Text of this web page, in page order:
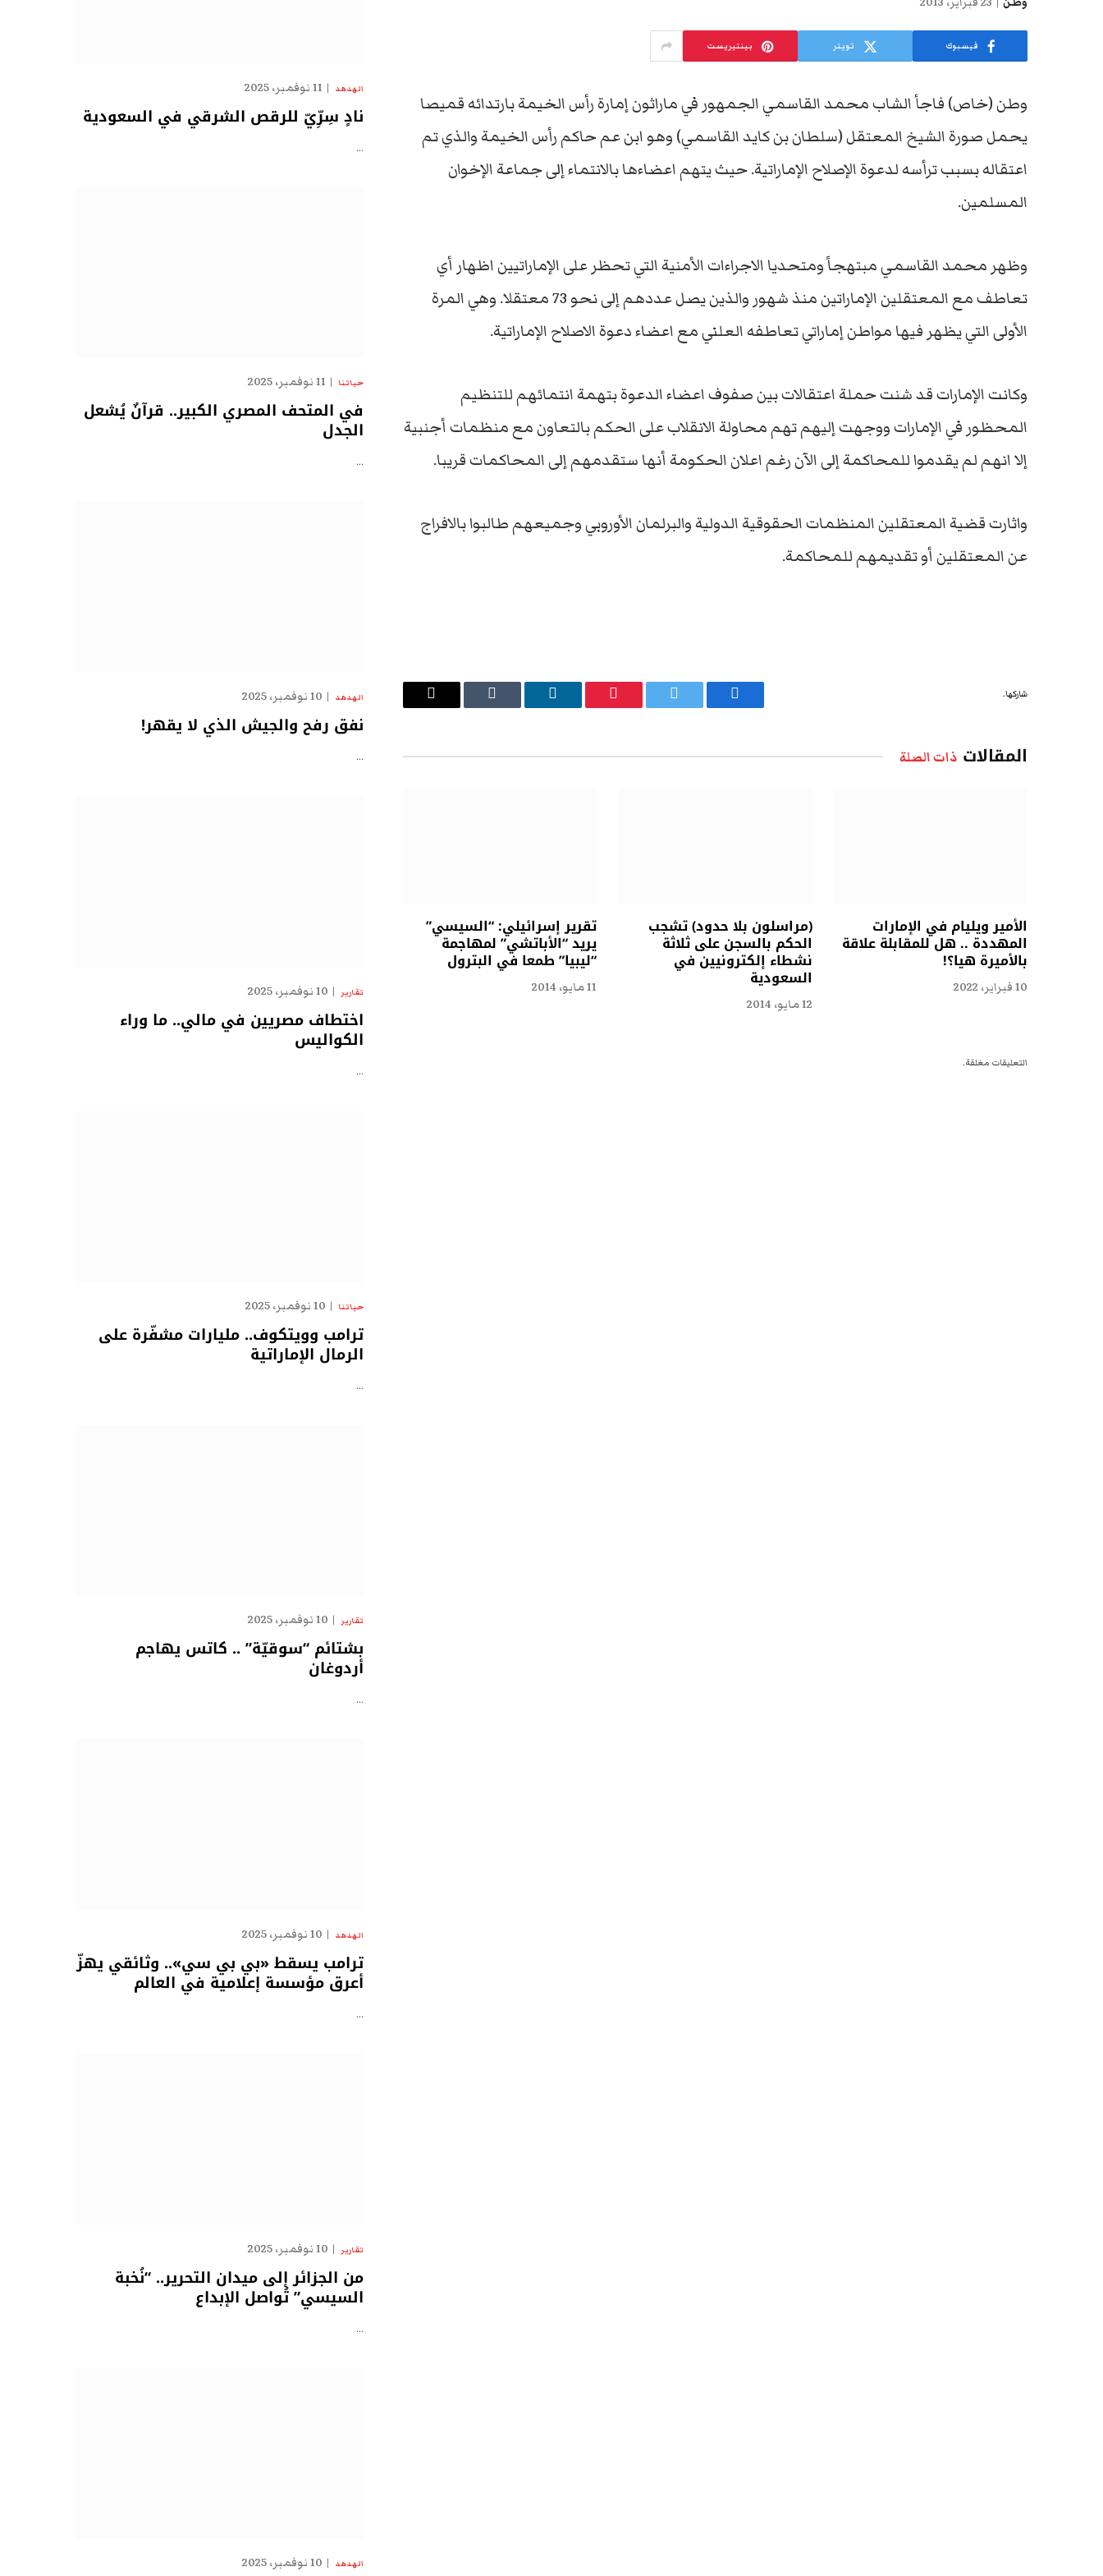
فيسبوك تويتر بينتيريست
وطن (خاص) فاجأ الشاب محمد القاسمي الجمهور في ماراثون إمارة رأس الخيمة بارتدائه قميصا
يحمل صورة الشيخ المعتقل (سلطان بن كايد القاسمي) وهو ابن عم حاكم رأس الخيمة والذي تم
اعتقاله بسبب ترأسه لدعوة الإصلاح الإماراتية. حيث يتهم اعضاءها بالانتماء إلى جماعة الإخوان
المسلمين.
وظهر محمد القاسمي مبتهجاً ومتحديا الاجراءات الأمنية التي تحظر على الإماراتيين اظهار أي
تعاطف مع المعتقلين الإماراتين منذ شهور والذين يصل عددهم إلى نحو 73 معتقلا. وهي المرة
الأولى التي يظهر فيها مواطن إماراتي تعاطفه العلني مع اعضاء دعوة الاصلاح الإماراتية.
وكانت الإمارات قد شنت حملة اعتقالات بين صفوف اعضاء الدعوة بتهمة انتمائهم للتنظيم
المحظور في الإمارات ووجهت إليهم تهم محاولة الانقلاب على الحكم بالتعاون مع منظمات أجنبية
إلا انهم لم يقدموا للمحاكمة إلى الآن رغم اعلان الحكومة أنها ستقدمهم إلى المحاكمات قريبا.
واثارت قضية المعتقلين المنظمات الحقوقية الدولية والبرلمان الأوروبي وجميعهم طالبوا بالافراج
عن المعتقلين أو تقديمهم للمحاكمة.
شاركها.
فيسبوك تويتر بينتيريست لينكدإن Tumblr
البريد
المقالات ذات الصلة
الأمير ويليام في الإمارات
المهددة .. هل للمقابلة علاقة
بالأميرة هيا؟!
10 فبراير، 2022
(مراسلون بلا حدود) تشجب
الحكم بالسجن على ثلاثة
نشطاء إلكترونيين في
السعودية
12 مايو، 2014
تقرير إسرائيلي: “السيسي”
يريد “الأباتشي” لمهاجمة
“ليبيا” طمعا في البترول
11 مايو، 2014
التعليقات مغلقة.
الهدهد 11 نوفمبر، 2025
نادٍ سِرِّيّ للرقص الشرقي في السعودية
…
حياتنا 11 نوفمبر، 2025
في المتحف المصري الكبير.. قرآنٌ يُشعل
الجدل
…
الهدهد 10 نوفمبر، 2025
نفق رفح والجيش الذي لا يقهر!
…
تقارير 10 نوفمبر، 2025
اختطاف مصريين في مالي.. ما وراء
الكواليس
…
حياتنا 10 نوفمبر، 2025
ترامب وويتكوف.. مليارات مشفّرة على
الرمال الإماراتية
…
تقارير 10 نوفمبر، 2025
بشتائم “سوقيّة” .. كاتس يهاجم
أردوغان
…
الهدهد 10 نوفمبر، 2025
ترامب يسقط «بي بي سي».. وثائقي يهزّ
أعرق مؤسسة إعلامية في العالم
…
تقارير 10 نوفمبر، 2025
من الجزائر إلى ميدان التحرير.. “نُخبة
السيسي” تُواصل الإبداع
…
الهدهد 10 نوفمبر، 2025